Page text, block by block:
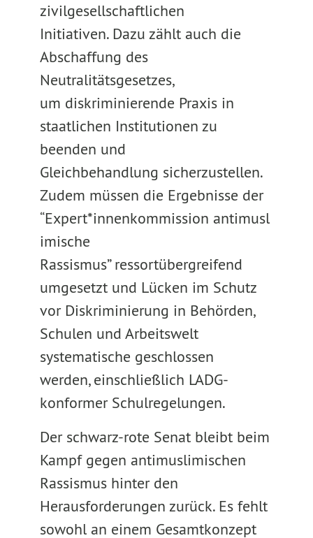
zivilgesellschaftlichen
Initiativen. Dazu zählt auch die
Abschaffung des
Neutralitätsgesetzes,
um diskriminierende Praxis in
staatlichen Institutionen zu
beenden und
Gleichbehandlung sicherzustellen.
Zudem müssen die Ergebnisse der
“Expert*innenkommission antimusl
imische
Rassismus” ressortübergreifend
umgesetzt und Lücken im Schutz
vor Diskriminierung in Behörden,
Schulen und Arbeitswelt
systematische geschlossen
werden, einschließlich LADG-
konformer Schulregelungen.
Der schwarz-rote Senat bleibt beim
Kampf gegen antimuslimischen
Rassismus hinter den
Herausforderungen zurück. Es fehlt
sowohl an einem Gesamtkonzept